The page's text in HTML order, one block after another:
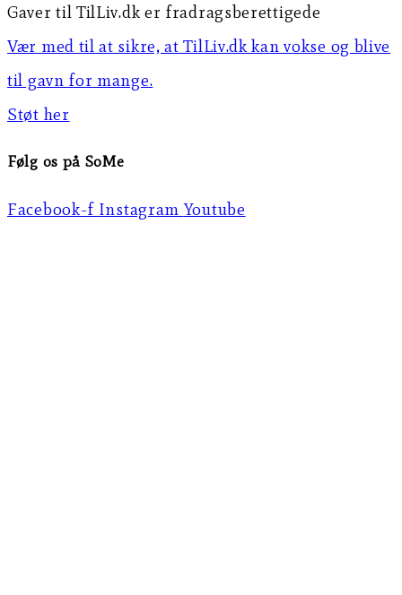
Gaver til TilLiv.dk er fradragsberettigede
Vær med til at sikre, at TilLiv.dk kan vokse og blive
til gavn for mange.
Støt her
Følg os på SoMe
Facebook-f Instagram Youtube